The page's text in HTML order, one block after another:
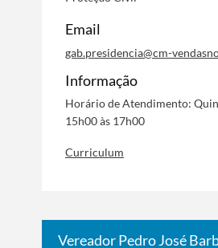
Termo de Pesquisa
Categorias gerais
Filtros
Email
gab.presidencia@cm-
Informação
Horário de Atendimento:
15h00 às 17h00
Curriculum
Vereador Pedro José